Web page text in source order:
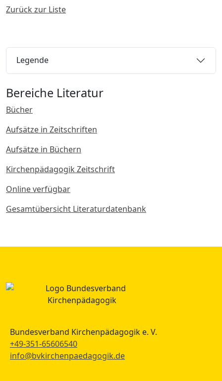
Zurück zur Liste
Legende
Bereiche Literatur
Bücher
Aufsätze in Zeitschriften
Aufsätze in Büchern
Kirchenpädagogik Zeitschrift
Online verfügbar
Gesamtübersicht Literaturdatenbank
Bundesverband Kirchenpädagogik e. V.
+49-351-65606540
info@bvkirchenpaedagogik.de